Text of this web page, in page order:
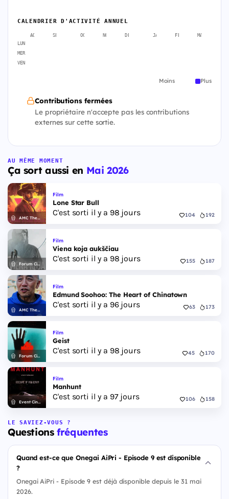
CALENDRIER D'ACTIVITÉ ANNUEL
AOÛT SEPT. OCT. NOV. DÉC. JANV. FÉVR. MARS
LUN
MER
VEN
Moins Plus
Contributions fermées
Le propriétaire n'accepte pas les contributions
externes sur cette sortie.
AU MÊME MOMENT
Ça sort aussi en Mai 2026
AMC Theatres
Film
Lone Star Bull
C'est sorti il y a 98 jours 104 192
Forum Cinemas
Film
Viena koja aukščiau
C'est sorti il y a 98 jours 155 187
AMC Theatres
Film
Edmund Soohoo: The Heart of Chinatown
C'est sorti il y a 96 jours 63 173
Forum Cinemas
Film
Geist
C'est sorti il y a 98 jours 45 170
Event Cinemas
Film
Manhunt
C'est sorti il y a 97 jours 106 158
LE SAVIEZ-VOUS ?
Questionsfréquentes
Quand est-ce que Onegai AiPri - Episode 9 est disponible
?
Onegai AiPri - Episode 9 est déjà disponible depuis le 31 mai
2026.